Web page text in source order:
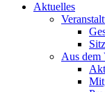
Aktuelles
Aus dem